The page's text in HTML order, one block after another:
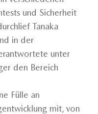
und Sicherheit
Tanaka
in der
unter
den Bereich
Fülle an
mit, von